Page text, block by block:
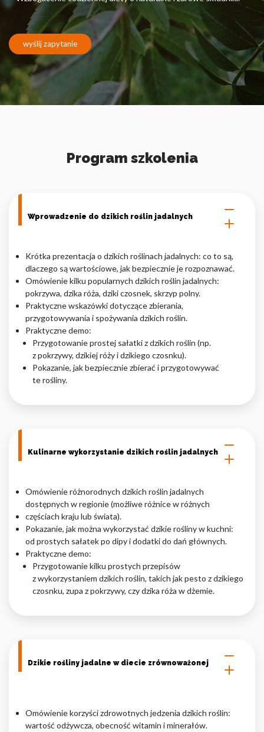
wyślij zapytanie
Program szkolenia
Wprowadzenie do dzikich roślin jadalnych
Krótka prezentacja o dzikich roślinach jadalnych: co to są,
dlaczego są wartościowe, jak bezpiecznie je rozpoznawać.
Omówienie kilku popularnych dzikich roślin jadalnych:
pokrzywa, dzika róża, dziki czosnek, skrzyp polny.
Praktyczne wskazówki dotyczące zbierania,
przygotowywania i spożywania dzikich roślin.
Praktyczne demo:
Przygotowanie prostej sałatki z dzikich roślin (np.
z pokrzywy, dzikiej róży i dzikiego czosnku).
Pokazanie, jak bezpiecznie zbierać i przygotowywać
te rośliny.
Kulinarne wykorzystanie dzikich roślin jadalnych
Omówienie różnorodnych dzikich roślin jadalnych
dostępnych w regionie (możliwe różnice w różnych
częściach kraju lub świata).
Pokazanie, jak można wykorzystać dzikie rośliny w kuchni:
od prostych sałatek po dipy i dodatki do dań głównych.
Praktyczne demo:
Przygotowanie kilku prostych przepisów
z wykorzystaniem dzikich roślin, takich jak pesto z dzikiego
czosnku, zupa z pokrzywy, czy dzika róża w dżemie.
Dzikie rośliny jadalne w diecie zrównoważonej
Omówienie korzyści zdrowotnych jedzenia dzikich roślin:
wartość odżywcza, obecność witamin i minerałów.
zapamiętanie informacji, które zmieniają wygląd lub
funkcjonowanie strony, np. preferowany język lub region, w
którym znajduje się użytkownik.
Statystyka
Statystyczne pliki cookie pomagają właścicielem stron
internetowych zrozumieć, w jaki sposób różni użytkownicy
Marketing
użytkowników na stronach internetowych. Celem jest
poszczególnych użytkowników i tym samym bardziej cenne dla
wydawców i reklamodawców strony trzeciej.
Nieklasyfikowane
Nieklasyfikowane pliki cookie, to pliki, które są w procesie
klasyfikowania, wraz z dostawcami poszczególnych ciasteczek.
Zapisz moje preferencje